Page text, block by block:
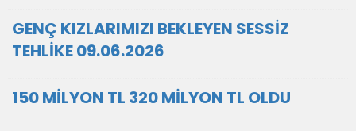
GENÇ KIZLARIMIZI BEKLEYEN SESSİZ
TEHLİKE 09.06.2026
150 MİLYON TL 320 MİLYON TL OLDU